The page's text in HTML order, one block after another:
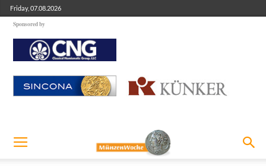
Friday, 07.08.2026
Sponsored by